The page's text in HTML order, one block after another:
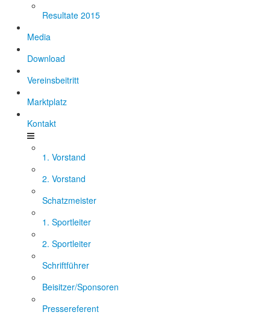
Resultate 2015
Media
Download
Vereinsbeitritt
Marktplatz
Kontakt
1. Vorstand
2. Vorstand
Schatzmeister
1. Sportleiter
2. Sportleiter
Schriftführer
Beisitzer/Sponsoren
Pressereferent